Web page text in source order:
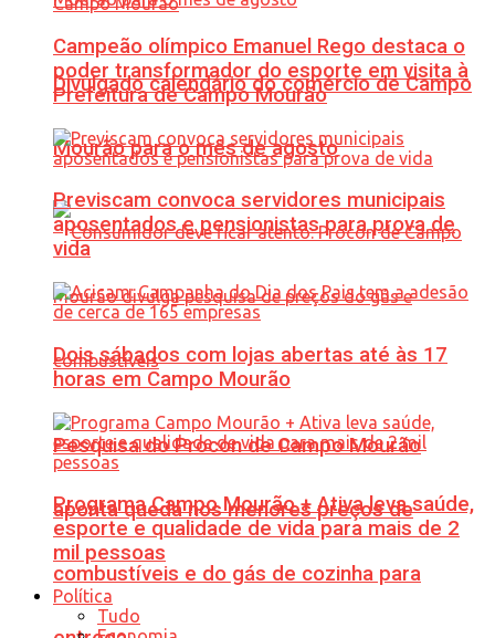
Divulgado calendário do comércio de Campo
Mourão para o mês de agosto
Pesquisa do Procon de Campo Mourão
aponta queda nos menores preços de
combustíveis e do gás de cozinha para
Campeão olímpico Emanuel Rego destaca o
poder transformador do esporte em visita à
Prefeitura de Campo Mourão
Previscam convoca servidores municipais
aposentados e pensionistas para prova de
vida
Dois sábados com lojas abertas até às 17
horas em Campo Mourão
Programa Campo Mourão + Ativa leva saúde,
esporte e qualidade de vida para mais de 2
mil pessoas
Política
Tudo